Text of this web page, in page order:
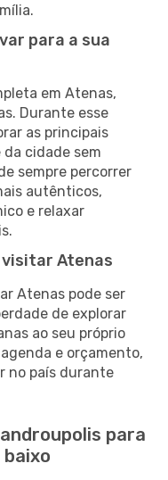
para a sua
em Atenas,
Durante esse
as principais
cidade sem
sempre percorrer
autênticos,
e relaxar
Atenas
Atenas pode ser
de explorar
ao seu próprio
e orçamento,
no país durante
para